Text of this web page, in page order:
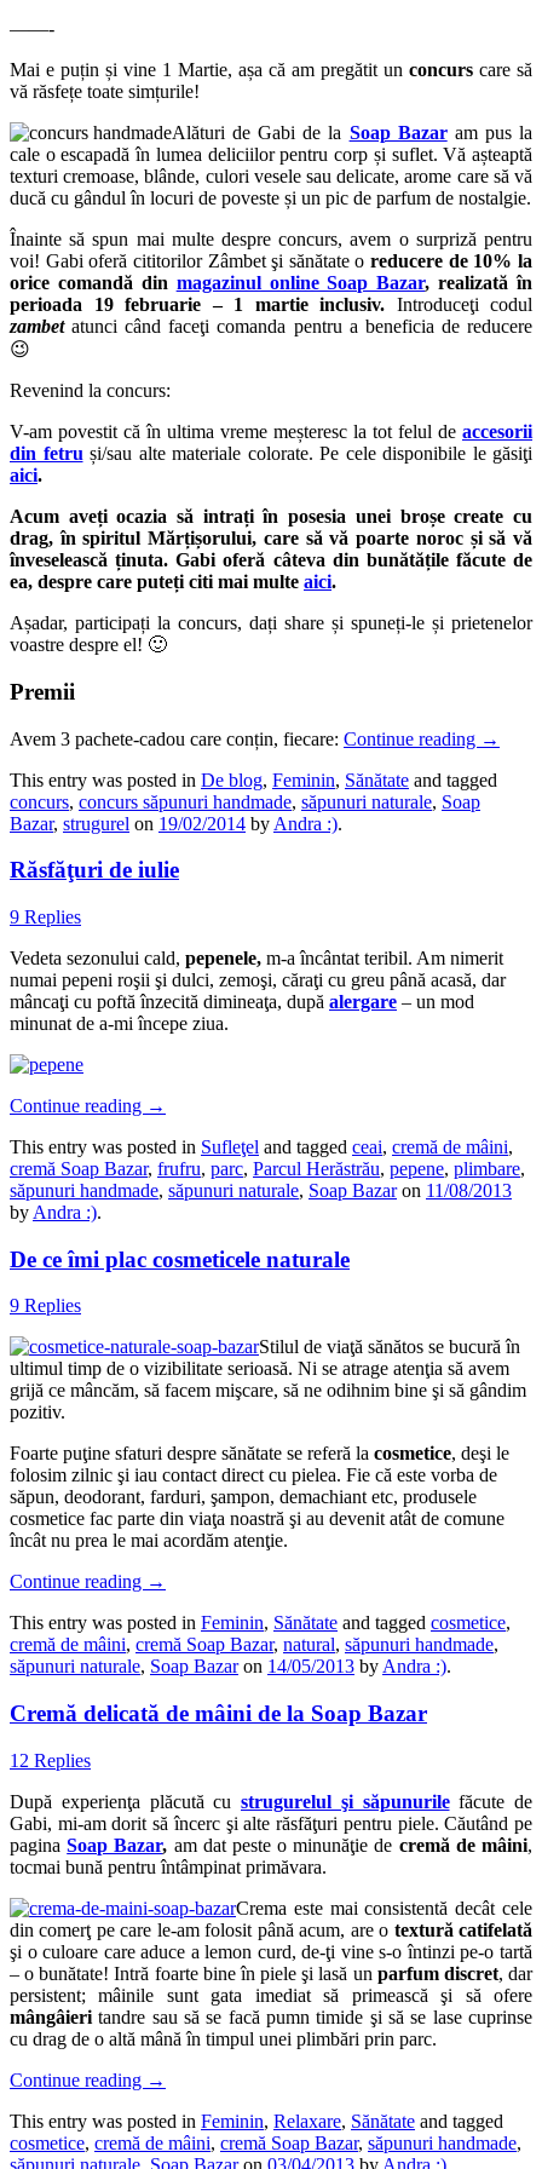
——-
Mai e puțin și vine 1 Martie, așa că am pregătit un concurs care să
vă răsfețe toate simțurile!
Alături de Gabi de la Soap Bazaram pus la
cale o escapadă în lumea deliciilor pentru corp și suflet. Vă așteaptă
texturi cremoase, blânde, culori vesele sau delicate, arome care să vă
ducă cu gândul în locuri de poveste și un pic de parfum de nostalgie.
Înainte să spun mai multe despre concurs, avem o surpriză pentru
voi! Gabi oferă cititorilor Zâmbet şi sănătate oreducere de 10% la
orice comandă din magazinul online Soap Bazar, realizată în
perioada 19 februarie – 1 martie inclusiv. Introduceţi codul
zambetatunci când faceţi comanda pentru a beneficia de reducere
😉
Revenind la concurs:
V-am povestit că în ultima vreme meșteresc la tot felul de accesorii
din fetru și/sau alte materiale colorate. Pe cele disponibile le găsiţi
aici.
Acum aveți ocazia să intrați în posesia unei broșe create cu
drag, în spiritul Mărțișorului, care să vă poarte noroc și să vă
înveselească ținuta. Gabi oferă câteva din bunătățile făcute de
ea, despre care puteți citi mai multe aici.
Așadar, participați la concurs, dați share și spuneți-le și prietenelor
voastre despre el! 🙂
Premii
Avem 3 pachete-cadou care conțin, fiecare: Continue reading →
This entry was posted in De blog, Feminin, Sănătate and tagged
concurs, concurs săpunuri handmade, săpunuri naturale, Soap
Bazar, strugurel on 19/02/2014 by Andra :).
Răsfăţuri de iulie
9 Replies
Vedeta sezonului cald, pepenele, m-a încântat teribil. Am nimerit
numai pepeni roşii şi dulci, zemoşi, căraţi cu greu până acasă, dar
mâncaţi cu poftă înzecită dimineaţa, după alergare – un mod
minunat de a-mi începe ziua.
Continue reading →
This entry was posted in Sufleţel and tagged ceai, cremă de mâini,
cremă Soap Bazar, frufru, parc, Parcul Herăstrău, pepene, plimbare,
săpunuri handmade, săpunuri naturale, Soap Bazaron 11/08/2013
by Andra :).
De ce îmi plac cosmeticele naturale
9 Replies
Stilul de viaţă sănătos se bucură în
ultimul timp de o vizibilitate serioasă. Ni se atrage atenţia să avem
grijă ce mâncăm, să facem mişcare, să ne odihnim bine şi să gândim
pozitiv.
Foarte puţine sfaturi despre sănătate se referă la cosmetice, deşi le
folosim zilnic şi iau contact direct cu pielea. Fie că este vorba de
săpun, deodorant, farduri, şampon, demachiant etc, produsele
cosmetice fac parte din viaţa noastră şi au devenit atât de comune
încât nu prea le mai acordăm atenţie.
Continue reading →
This entry was posted in Feminin, Sănătate and tagged cosmetice,
cremă de mâini, cremă Soap Bazar, natural, săpunuri handmade,
săpunuri naturale, Soap Bazaron 14/05/2013 byAndra :).
Cremă delicată de mâini de la Soap Bazar
12 Replies
După experienţa plăcută cu strugurelul şi săpunurile făcute de
Gabi, mi-am dorit să încerc şi alte răsfăţuri pentru piele. Căutând pe
paginaSoap Bazar, am dat peste o minunăţie de cremă de mâini,
tocmai bună pentru întâmpinat primăvara.
Crema este mai consistentă decât cele
din comerţ pe care le-am folosit până acum, are o textură catifelată
şi o culoare care aduce a lemon curd, de-ţi vine s-o întinzi pe-o tartă
– o bunătate! Intră foarte bine în piele şi lasă un parfum discret, dar
persistent; mâinile sunt gata imediat să primească şi să ofere
mângâieritandre sau să se facă pumn timide şi să se lase cuprinse
cu drag de o altă mână în timpul unei plimbări prin parc.
Continue reading →
This entry was posted in Feminin, Relaxare, Sănătate and tagged
cosmetice, cremă de mâini, cremă Soap Bazar, săpunuri handmade,
săpunuri naturale Soap Bazaron 03/04/2013 by Andra :)